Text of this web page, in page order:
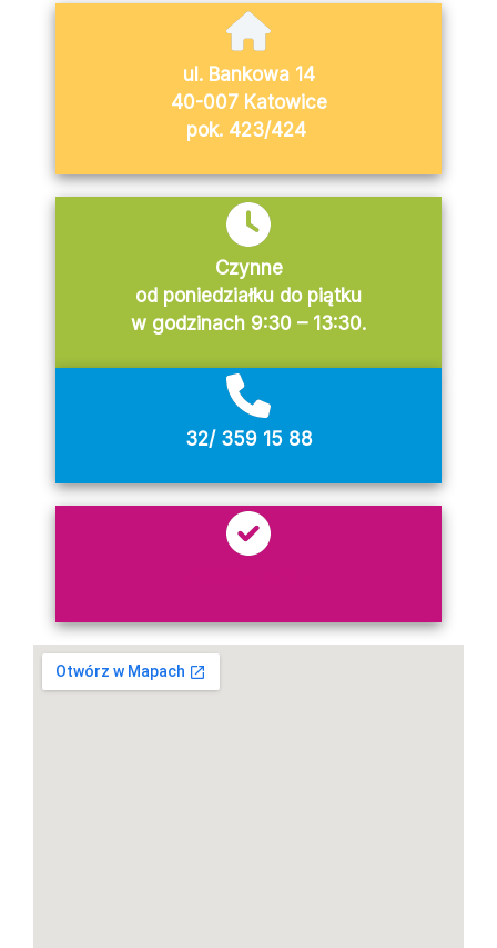
ul. Bankowa 14
40-007 Katowice
pok. 423/424
Czynne
od poniedziałku do piątku
w godzinach 9:30 – 13:30.
32/ 359 15 88